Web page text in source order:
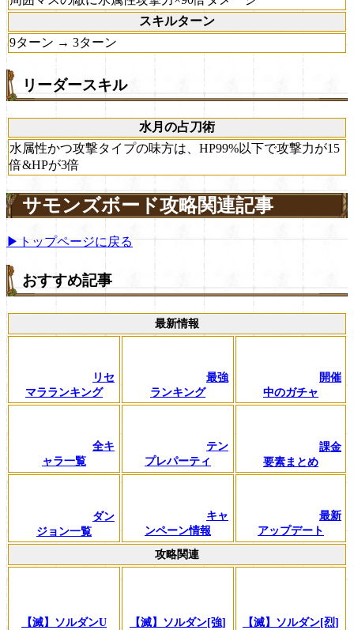
スキルターン
9ターン → 3ターン
リーダースキル
水月の占刀術
水属性かつ攻撃タイプの味方は、HP99%以下で攻撃力が15
倍&HPが3倍
サモンズボード攻略関連記事
▶トップページに戻る
おすすめ記事
最新情報
リセ
マラランキング
最強
ランキング
開催
中のガチャ
全キ
ャラ一覧
テン
プレパーティ
課金
要素まとめ
ダン
ジョン一覧
キャ
ンペーン情報
最新
アップデート
攻略関連
【滅】ソルダンU 【滅】ソルダン[強] 【滅】ソルダン[烈]